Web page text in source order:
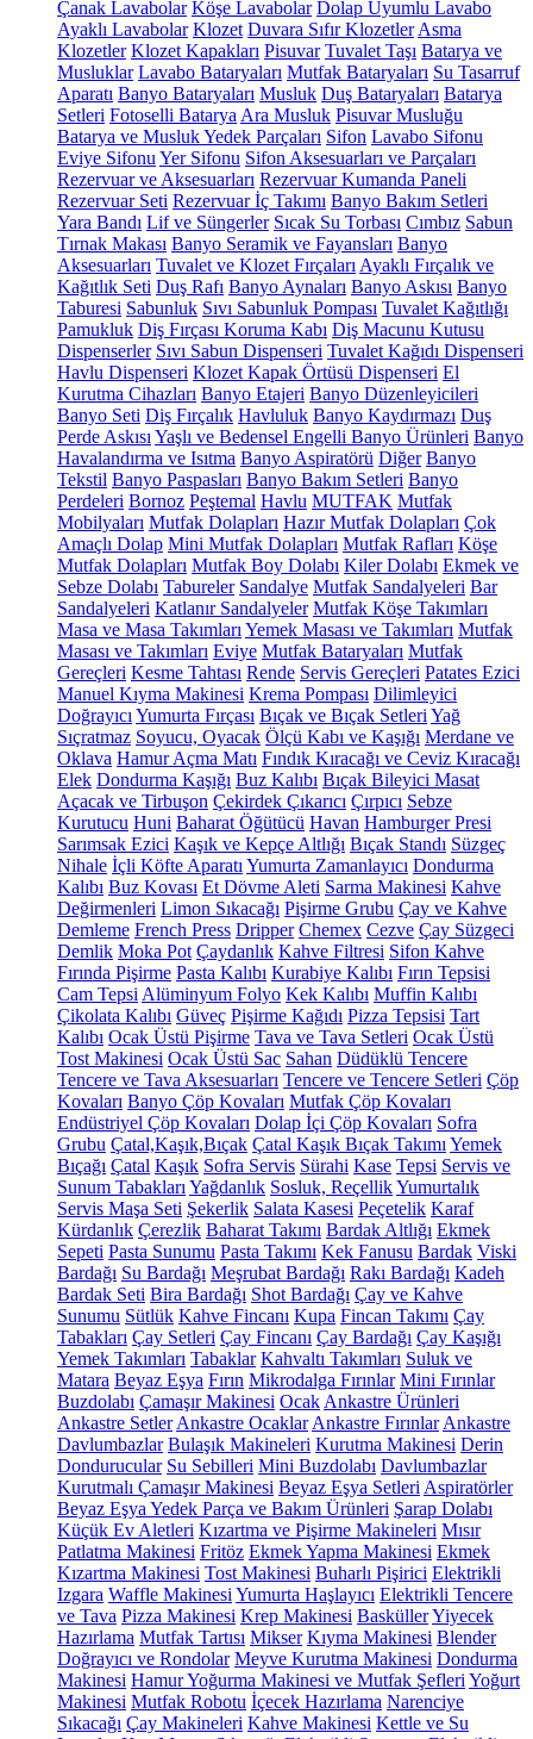
Çanak Lavabolar Köşe Lavabolar Dolap Uyumlu Lavabo
Ayaklı Lavabolar Klozet Duvara Sıfır Klozetler Asma
Klozetler Klozet Kapakları Pisuvar Tuvalet Taşı Batarya ve
Musluklar Lavabo Bataryaları Mutfak Bataryaları Su Tasarruf
Aparatı Banyo Bataryaları Musluk Duş Bataryaları Batarya
Setleri Fotoselli Batarya Ara Musluk Pisuvar Musluğu
Batarya ve Musluk Yedek Parçaları Sifon Lavabo Sifonu
Eviye Sifonu Yer Sifonu Sifon Aksesuarları ve Parçaları
Rezervuar ve Aksesuarları Rezervuar Kumanda Paneli
Rezervuar Seti Rezervuar İç Takımı Banyo Bakım Setleri
Yara Bandı Lif ve Süngerler Sıcak Su Torbası Cımbız Sabun
Tırnak Makası Banyo Seramik ve Fayansları Banyo
Aksesuarları Tuvalet ve Klozet Fırçaları Ayaklı Fırçalık ve
Kağıtlık Seti Duş Rafı Banyo Aynaları Banyo Askısı Banyo
Taburesi Sabunluk Sıvı Sabunluk Pompası Tuvalet Kağıtlığı
Pamukluk Diş Fırçası Koruma Kabı Diş Macunu Kutusu
Dispenserler Sıvı Sabun Dispenseri Tuvalet Kağıdı Dispenseri
Havlu Dispenseri Klozet Kapak Örtüsü Dispenseri El
Kurutma Cihazları Banyo Etajeri Banyo Düzenleyicileri
Banyo Seti Diş Fırçalık Havluluk Banyo Kaydırmazı Duş
Perde Askısı Yaşlı ve Bedensel Engelli Banyo Ürünleri Banyo
Havalandırma ve Isıtma Banyo Aspiratörü Diğer Banyo
Tekstil Banyo Paspasları Banyo Bakım Setleri Banyo
Perdeleri Bornoz Peştemal Havlu MUTFAK Mutfak
Mobilyaları Mutfak Dolapları Hazır Mutfak Dolapları Çok
Amaçlı Dolap Mini Mutfak Dolapları Mutfak Rafları Köşe
Mutfak Dolapları Mutfak Boy Dolabı Kiler Dolabı Ekmek ve
Sebze Dolabı Tabureler Sandalye Mutfak Sandalyeleri Bar
Sandalyeleri Katlanır Sandalyeler Mutfak Köşe Takımları
Masa ve Masa Takımları Yemek Masası ve Takımları Mutfak
Masası ve Takımları Eviye Mutfak Bataryaları Mutfak
Gereçleri Kesme Tahtası Rende Servis Gereçleri Patates Ezici
Manuel Kıyma Makinesi Krema Pompası Dilimleyici
Doğrayıcı Yumurta Fırçası Bıçak ve Bıçak Setleri Yağ
Sıçratmaz Soyucu, Oyacak Ölçü Kabı ve Kaşığı Merdane ve
Oklava Hamur Açma Matı Fındık Kıracağı ve Ceviz Kıracağı
Elek Dondurma Kaşığı Buz Kalıbı Bıçak Bileyici Masat
Açacak ve Tirbuşon Çekirdek Çıkarıcı Çırpıcı Sebze
Kurutucu Huni Baharat Öğütücü Havan Hamburger Presi
Sarımsak Ezici Kaşık ve Kepçe Altlığı Bıçak Standı Süzgeç
Nihale İçli Köfte Aparatı Yumurta Zamanlayıcı Dondurma
Kalıbı Buz Kovası Et Dövme Aleti Sarma Makinesi Kahve
Değirmenleri Limon Sıkacağı Pişirme Grubu Çay ve Kahve
Demleme French Press Dripper Chemex Cezve Çay Süzgeci
Demlik Moka Pot Çaydanlık Kahve Filtresi Sifon Kahve
Fırında Pişirme Pasta Kalıbı Kurabiye Kalıbı Fırın Tepsisi
Cam Tepsi Alüminyum Folyo Kek Kalıbı Muffin Kalıbı
Çikolata Kalıbı Güveç Pişirme Kağıdı Pizza Tepsisi Tart
Kalıbı Ocak Üstü Pişirme Tava ve Tava Setleri Ocak Üstü
Tost Makinesi Ocak Üstü Sac Sahan Düdüklü Tencere
Tencere ve Tava Aksesuarları Tencere ve Tencere Setleri Çöp
Kovaları Banyo Çöp Kovaları Mutfak Çöp Kovaları
Endüstriyel Çöp Kovaları Dolap İçi Çöp Kovaları Sofra
Grubu Çatal,Kaşık,Bıçak Çatal Kaşık Bıçak Takımı Yemek
Bıçağı Çatal Kaşık Sofra Servis Sürahi Kase Tepsi Servis ve
Sunum Tabakları Yağdanlık Sosluk, ReçellikYumurtalık
Servis Maşa Seti Şekerlik Salata Kasesi Peçetelik Karaf
Kürdanlık Çerezlik Baharat Takımı Bardak Altlığı Ekmek
Sepeti Pasta Sunumu Pasta Takımı Kek Fanusu Bardak Viski
Bardağı Su Bardağı Meşrubat Bardağı Rakı Bardağı Kadeh
Bardak Seti Bira Bardağı Shot Bardağı Çay ve Kahve
Sunumu Sütlük Kahve Fincanı Kupa Fincan Takımı Çay
Tabakları Çay Setleri Çay Fincanı Çay Bardağı Çay Kaşığı
Yemek Takımları Tabaklar Kahvaltı Takımları Suluk ve
Matara Beyaz Eşya Fırın Mikrodalga Fırınlar Mini Fırınlar
Buzdolabı Çamaşır Makinesi Ocak Ankastre Ürünleri
Ankastre Setler Ankastre Ocaklar Ankastre Fırınlar Ankastre
Davlumbazlar Bulaşık Makineleri Kurutma Makinesi Derin
Dondurucular Su Sebilleri Mini Buzdolabı Davlumbazlar
Kurutmalı Çamaşır Makinesi Beyaz Eşya Setleri Aspiratörler
Beyaz Eşya Yedek Parça ve Bakım Ürünleri Şarap Dolabı
Küçük Ev Aletleri Kızartma ve Pişirme Makineleri Mısır
Patlatma Makinesi Fritöz Ekmek Yapma Makinesi Ekmek
Kızartma Makinesi Tost Makinesi Buharlı Pişirici Elektrikli
Izgara Waffle Makinesi Yumurta Haşlayıcı Elektrikli Tencere
ve Tava Pizza Makinesi Krep Makinesi BasküllerYiyecek
Hazırlama Mutfak Tartısı Mikser Kıyma Makinesi Blender
Doğrayıcı ve Rondolar Meyve Kurutma Makinesi Dondurma
Makinesi Hamur Yoğurma Makinesi ve Mutfak Şefleri Yoğurt
Makinesi Mutfak Robotu İçecek Hazırlama Narenciye
Sıkacağı Çay Makineleri Kahve Makinesi Kettle ve Su